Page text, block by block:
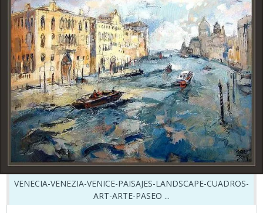
VENECIA-VENEZIA-VENICE-PAISAJES-LANDSCAPE-CUADROS-
ART-ARTE-PASEO ...